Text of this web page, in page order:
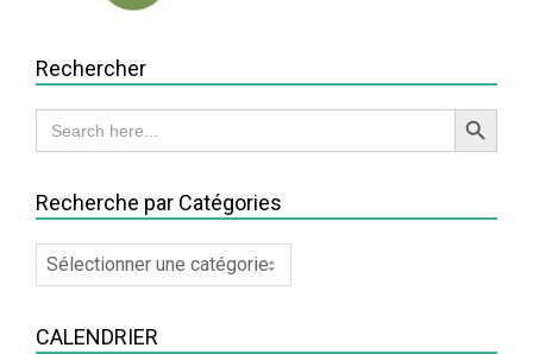
Rechercher
Search
for:
Search Button
Recherche par Catégories
Recherche
par
CALENDRIER